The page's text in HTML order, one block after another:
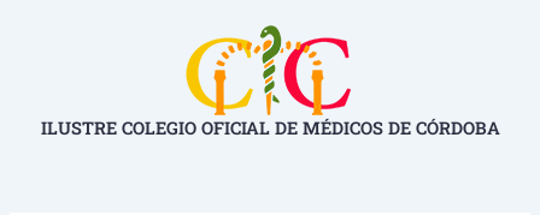
ILUSTRE COLEGIO OFICIAL DE MÉDICOS DE CÓRDOBA